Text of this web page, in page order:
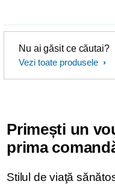
Nu ai găsit ce căutai?
Vezi toate produsele
Primești un
prima
Stilul de viaţă